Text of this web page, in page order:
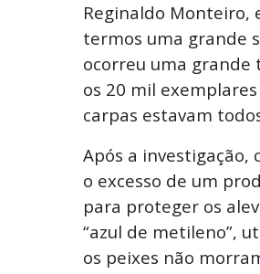
Reginaldo Monteiro,
termos uma grande
ocorreu uma grande
os 20 mil
carpas estavam
Após a investigação,
o excesso de um
para proteger os
“azul de metileno”,
os peixes não